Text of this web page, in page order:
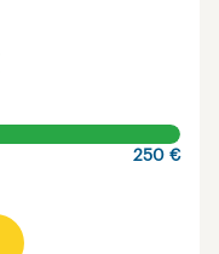
250 €